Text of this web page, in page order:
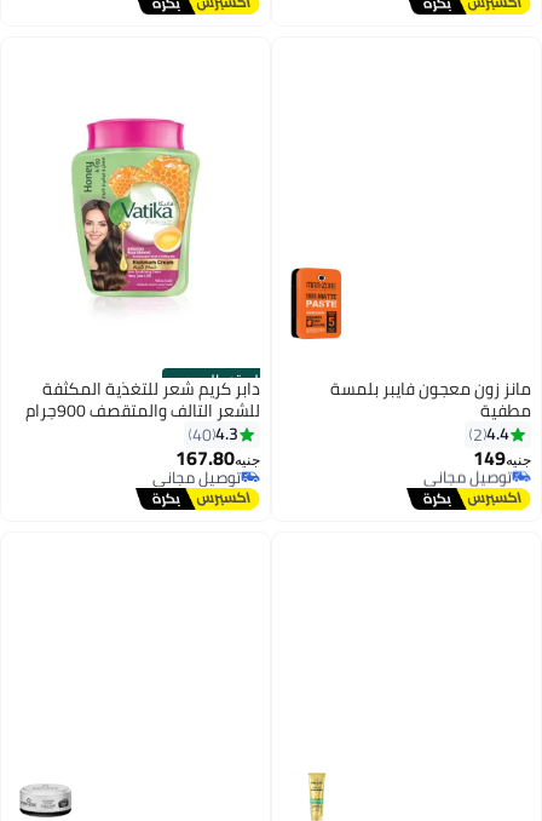
مانز زون معجون فايبر بلمسة
مطفية
4.4
2
جنيه149
توصيل مجاني
باقي 1 وحدات في المخزون
توصيل مجاني
الستور الرسمي
دابر كريم شعر للتغذية المكثفة
للشعر التالف والمتقصف 900جرام
4.3
40
جنيه167.80
توصيل مجاني
توصيل مجاني